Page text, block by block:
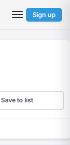
Sign up
Save to list